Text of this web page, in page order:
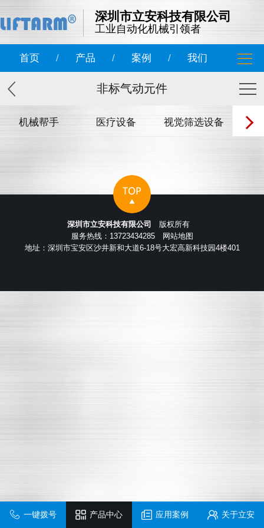
深圳市立安科技有限公司
工业自动化机械引领者
首页 / 产品 / 案例 / 我们
非标气动元件
机械帮手 医疗设备 视觉筛选设备 非
深圳市立安科技有限公司
版权所有
服务热线：13723434285
网站地图
地址：深圳市宝安区沙井新和大道6-18号大宏高新科技园4楼401
一键拨号 产品中心 应用案例 关于立安